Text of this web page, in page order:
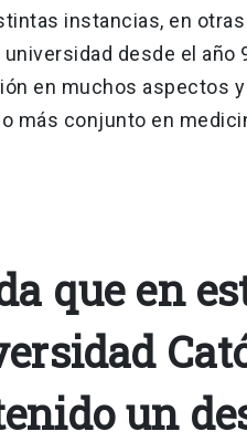
instancias, en
desde el año
en muchos aspectos
más conjunto en
que en
un